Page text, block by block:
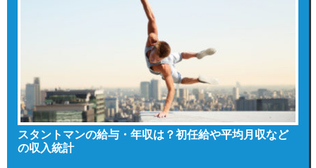
スタントマンの給与・年収は？初任給や平均月収など
の収入統計